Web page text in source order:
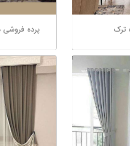
ترک پرده فروشی